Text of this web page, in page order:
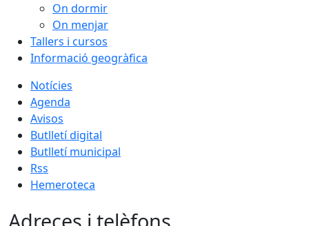
On dormir
On menjar
Tallers i cursos
Informació geogràfica
Notícies
Agenda
Avisos
Butlletí digital
Butlletí municipal
Rss
Hemeroteca